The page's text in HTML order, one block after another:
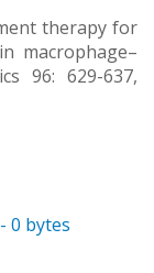
therapy for
macrophage–
96: 629-637,
0 bytes